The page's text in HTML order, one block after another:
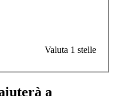
Valuta 1 stelle
a